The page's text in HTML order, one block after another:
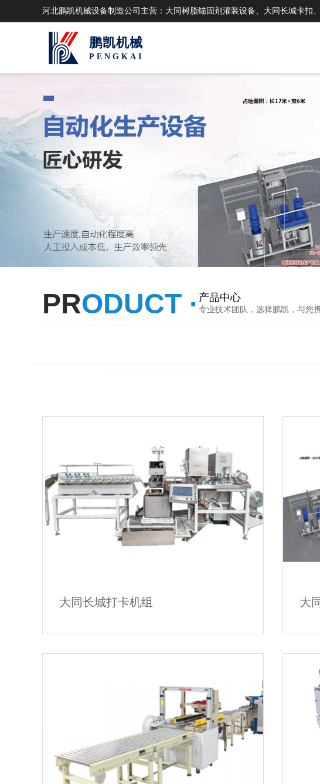
河北鹏凯机械设备制造公司主营：大同树脂锚固剂灌装设备、大同长城卡扣
鹏凯机械
PENGKAI
PRODUCT · 产品中心
专业技术团队，选择鹏凯，与您
大同长城打卡机组
大同长城打卡机组 大同